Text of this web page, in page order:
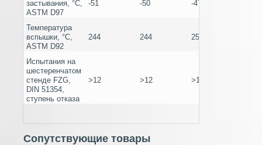
застывания, °C,
ASTM D97
-51 -50 -47
Температура
вспышки, °C,
ASTM D92
244 244 258
Испытания на
шестеренчатом
стенде FZG,
DIN 51354,
ступень отказа
>12 >12 >12
Сопутствующие товары